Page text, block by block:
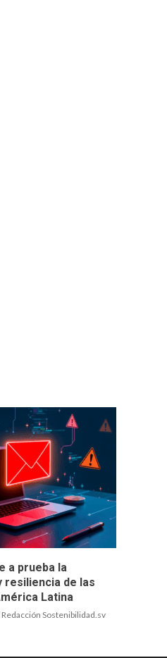
a prueba la
resiliencia de las
Latina
Redacción Sostenibilidad.sv